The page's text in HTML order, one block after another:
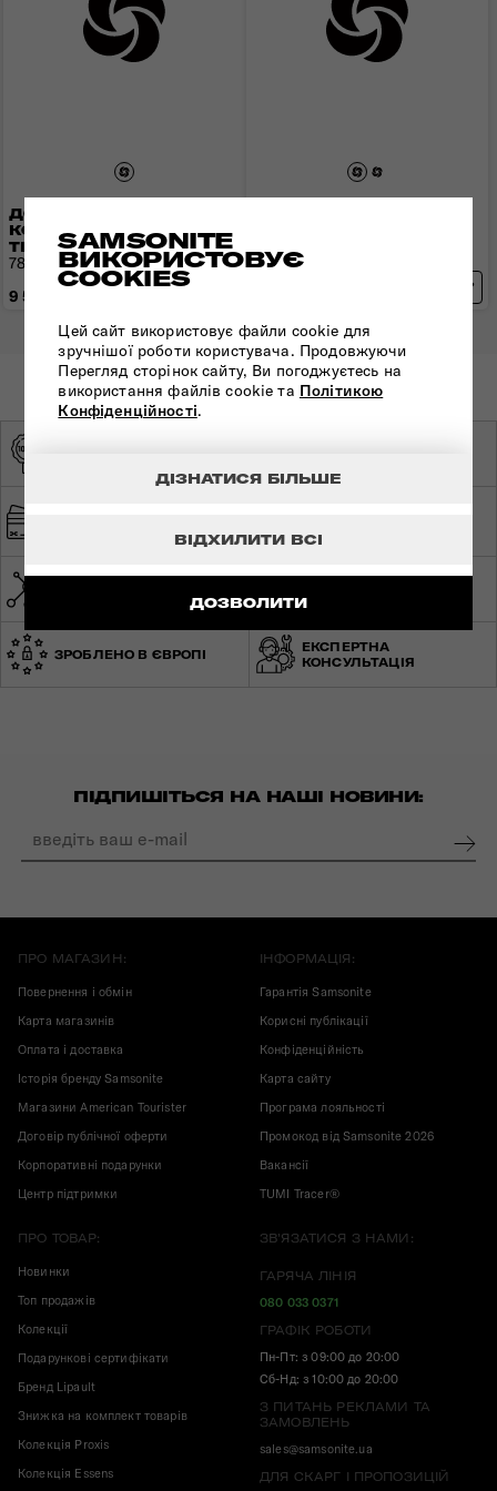
SAMSONITE
ВИКОРИСТОВУЄ
COOKIES
Цей сайт використовує файли cookie для
зручнішої роботи користувача. Продовжуючи
Перегляд сторінок сайту, Ви погоджуєтесь на
використання файлів cookie та Політикою
Конфіденційності.
ДОЗВОЛИТИ
ВІДХИЛИТИ ВСІ
ДІЗНАТИСЯ БІЛЬШЕ
ДОРОЖНЯ СУМКА НА
КОЛЕСАХ URBAN
TRACK
78,5x44x43 см | 3 кг | 116 л
9 550 грн
77x41x40 см | 3 кг | 116 л
ДОСТАВКА
ЗРОБЛЕНО В ЄВРОПІ
ЕКСПЕРТНА
КОНСУЛЬТАЦІЯ
ПІДПИШІТЬСЯ НА НАШІ НОВИНИ:
ПРО МАГАЗИН:
Повернення і обмін
Карта магазинів
Оплата і доставка
Історія бренду Samsonite
Магазини American Tourister
Договір публічної оферти
Корпоративні подарунки
Центр підтримки
ІНФОРМАЦІЯ:
Гарантія Samsonite
Корисні публікації
Конфіденційність
Карта сайту
Програма лояльності
Промокод від Samsonite 2026
Вакансії
TUMI Tracer®
ПРО ТОВАР:
Новинки
Топ продажів
Колекції
Подарункові сертифікати
Бренд Lipault
Знижка на комплект товарів
Колекція Proxis
Колекція Essens
ЗВ'ЯЗАТИСЯ З НАМИ:
ГАРЯЧА ЛІНІЯ
080 033 0371
ГРАФІК РОБОТИ
Пн-Пт: з 09:00 до 20:00
Сб-Нд: з 10:00 до 20:00
З ПИТАНЬ РЕКЛАМИ ТА
ЗАМОВЛЕНЬ
sales@samsonite.ua
ДЛЯ СКАРГ І ПРОПОЗИЦІЙ